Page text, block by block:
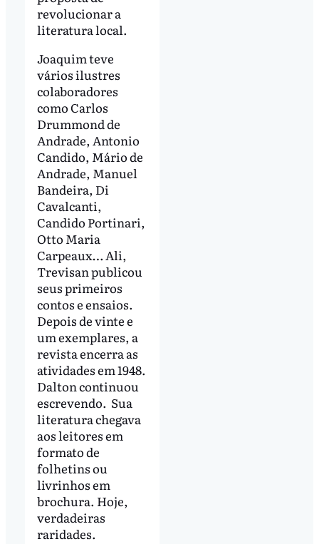
revolucionar a
literatura local.
Joaquim teve
vários ilustres
colaboradores
como Carlos
Drummond de
Andrade, Antonio
Candido, Mário de
Andrade, Manuel
Bandeira, Di
Cavalcanti,
Candido Portinari,
Otto Maria
Carpeaux… Ali,
Trevisan publicou
seus primeiros
contos e ensaios.
Depois de vinte e
um exemplares, a
revista encerra as
atividades em 1948.
Dalton continuou
escrevendo. Sua
literatura chegava
aos leitores em
formato de
folhetins ou
livrinhos em
brochura. Hoje,
verdadeiras
raridades.